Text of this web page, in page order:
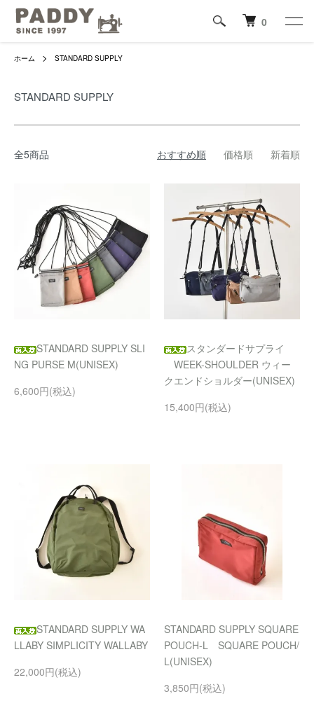
0
ホーム STANDARD SUPPLY
STANDARD SUPPLY
全5商品 おすすめ順 価格順 新着順
STANDARD SUPPLY SLI
NG PURSE M(UNISEX)
6,600円(税込)
スタンダードサプライ
WEEK-SHOULDER ウィー
クエンドショルダー(UNISEX)
15,400円(税込)
STANDARD SUPPLY WA
LLABY SIMPLICITY WALLABY
22,000円(税込)
STANDARD SUPPLY SQUARE
POUCH-L SQUARE POUCH/
L(UNISEX)
3,850円(税込)